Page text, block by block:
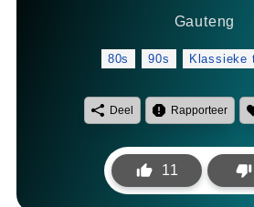
Gauteng
80s 90s Klassieke
Deel Rapporteer
11